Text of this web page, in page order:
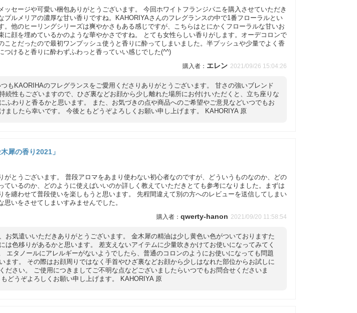
ッセージや可愛い梱包ありがとうございます。 今回ホワイトフランジパニを購入させていただき
プルメリアの濃厚な甘い香りですね。KAHORIYAさんのフレグランスの中で1番フローラルとい
。他のヒーリングシリーズは爽やかさもある感じですが、こちらはとにかくフローラルな甘いお
に顔を埋めているかのような華やかさですね。 とても女性らしい香りがします。オーデコロンで
ことだったので最初ワンプッシュ使うと香りに酔ってしまいました。半プッシュや少量でよく香
つけると香りに酔わずふわっと香っていい感じでした(^^)
エレン 2021/09/26 15:04:26
もKAORIHAのフレグランスをご愛用くださりありがとうございます。 甘さの強いブレンド
続性もございますので、ひざ裏などお顔から少し離れた場所にお付けいただくと、立ち座りな
ふわりと香るかと思います。 また、お気づきの点や商品へのご希望やご意見などいつでもお
ましたら幸いです。 今後ともどうぞよろしくお願い申し上げます。 KAHORIYA 原
犀の香り2021」
がとうございます。 普段アロマをあまり使わない初心者なのですが、どういうものなのか、どの
ているのか、どのように使えばいいのか詳しく教えていただきとても参考になりました。まずは
を纏わせて普段使いを楽しもうと思います。 先程間違えて別の方へのレビューを送信してしまい
思いをさせてしまいすみませんでした。
qwerty-hanon 2021/09/20 11:58:54
お気遣いいただきありがとうございます。 金木犀の精油は少し黄色い色がついておりますた
は色移りがあるかと思います。 差支えないアイテムに少量吹きかけてお使いになってみてく
エタノールにアレルギーがないようでしたら、普通のコロンのようにお使いになっても問題
ます。 その際はお顔周りではなく手首やひざ裏などお顔から少しはなれた部位からお試しに
ださい。 ご使用につきましてご不明な点などございましたらいつでもお問合せくださいま
どうぞよろしくお願い申し上げます。 KAHORIYA 原